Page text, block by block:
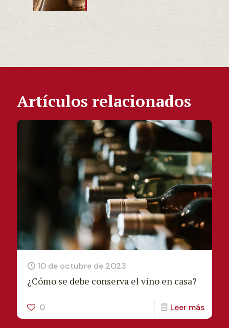
Artículos relacionados
10 de octubre de 2023
¿Cómo se debe conserva el vino en casa?
0 Leer más